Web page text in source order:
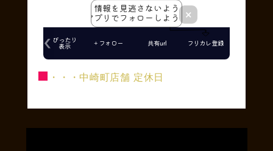
■ ・・・中崎町店舗 定休日